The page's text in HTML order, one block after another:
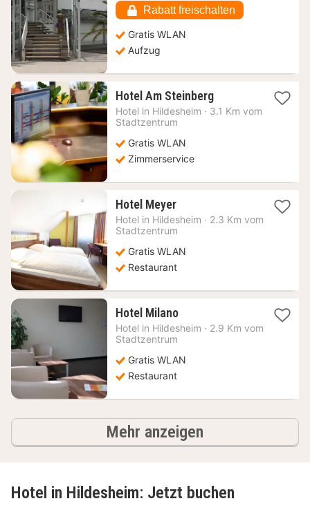
€
Rabatt freischalten
Gratis WLAN
Aufzug
Hotel Am Steinberg1
Nacht
Hotel in Hildesheim · 3.1 Km vom
Stadtzentrum
Gratis WLAN
Zimmerservice
Hotel Meyer1
Nacht
ab
€
Hotel in Hildesheim · 2.3 Km vom
Stadtzentrum
Gratis WLAN
Restaurant
Hotel Milano1
Nacht
€
Hotel in Hildesheim · 2.9 Km vom
Stadtzentrum
Gratis WLAN
Restaurant
Mehr anzeigen
Hotel in Hildesheim: Jetzt buchen